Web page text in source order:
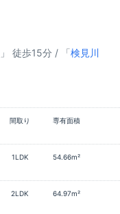
」 徒歩15分 / 「検見川
間取り
専有面積
1LDK
54.66m²
2LDK
64.97m²